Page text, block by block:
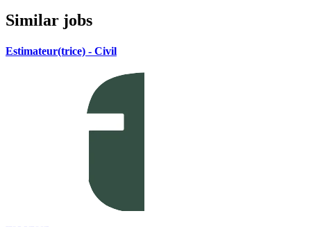
Similar jobs
Estimateur(trice) - Civil